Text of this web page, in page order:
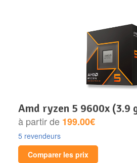
amd ryzen 5 9600x (3.9
à partir de 199.00€
5 revendeurs
Comparer les prix